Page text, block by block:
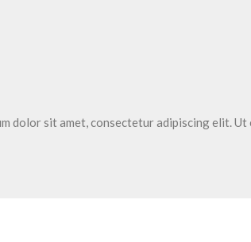
dolor sit amet, consectetur adipiscing elit.